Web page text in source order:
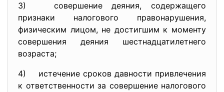
3) совершение деяния, содержащего
признаки налогового правонарушения,
физическим лицом, не достигшим к моменту
совершения деяния шестнадцатилетнего
возраста;
4) истечение сроков давности привлечения
к ответственности за совершение налогового